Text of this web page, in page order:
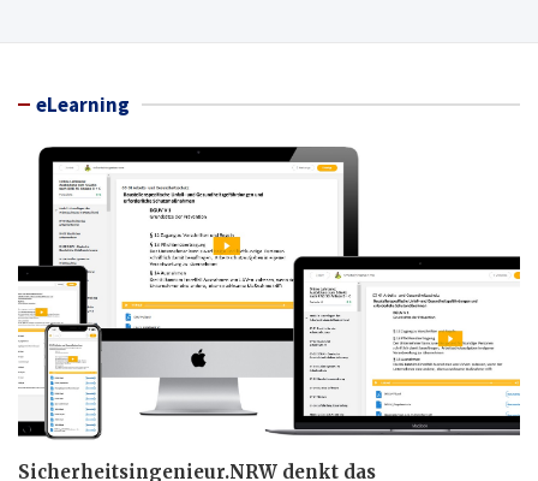
eLearning
Sicherheitsingenieur.NRW denkt das